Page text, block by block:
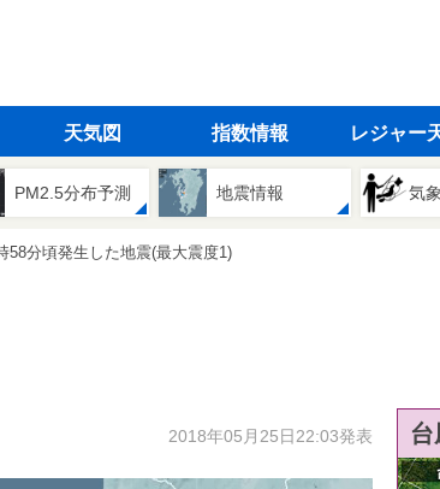
天気図 指数情報 レジャー
PM2.5分布予測 地震情報 気
58分頃発生した地震(最大震度1)
2018年05月25日22:03発表